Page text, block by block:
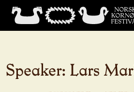
Speaker: Lars